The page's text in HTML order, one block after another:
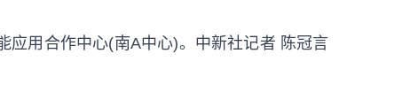
用合作中心(南A中心)。中新社记者 陈冠言